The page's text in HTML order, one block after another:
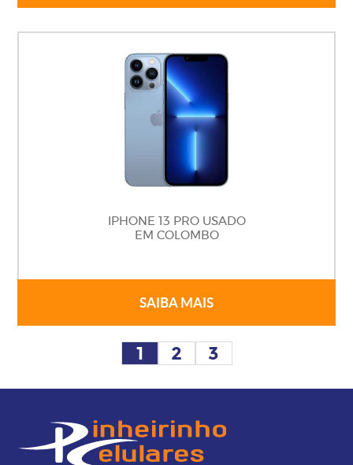
IPHONE 13 PRO USADO
EM COLOMBO
SAIBA MAIS
1 2 3